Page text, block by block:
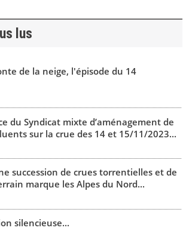
lus
de la neige, l'épisode du 14
du Syndicat mixte d’aménagement de
sur la crue des 14 et 15/11/2023...
succession de crues torrentielles et de
marque les Alpes du Nord...
silencieuse...